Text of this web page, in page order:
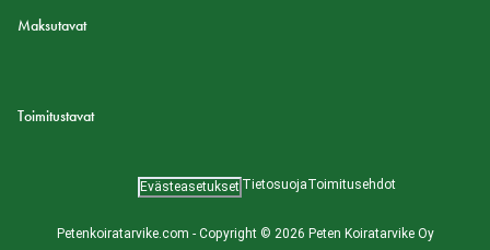
Maksutavat
Toimitustavat
Petenkoiratarvike.com - Copyright © 2026 Peten Koiratarvike Oy
Evästeasetukset TietosuojaToimitusehdot